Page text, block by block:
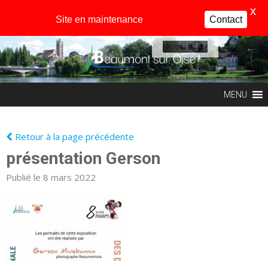
Profil
MENU
Retour à la page précédente
présentation Gerson
Publié le 8 mars 2022
Site en maintenance Contact
X